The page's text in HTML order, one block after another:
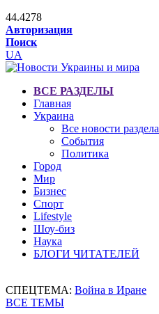
44.4278
Авторизация
Поиск
UA
ВСЕ РАЗДЕЛЫ
Главная
Украина
Все новости раздела
События
Политика
Город
Мир
Бизнес
Спорт
Lifestyle
Шоу-биз
Наука
БЛОГИ ЧИТАТЕЛЕЙ
СПЕЦТЕМА: Война в Иране
ВСЕ ТЕМЫ